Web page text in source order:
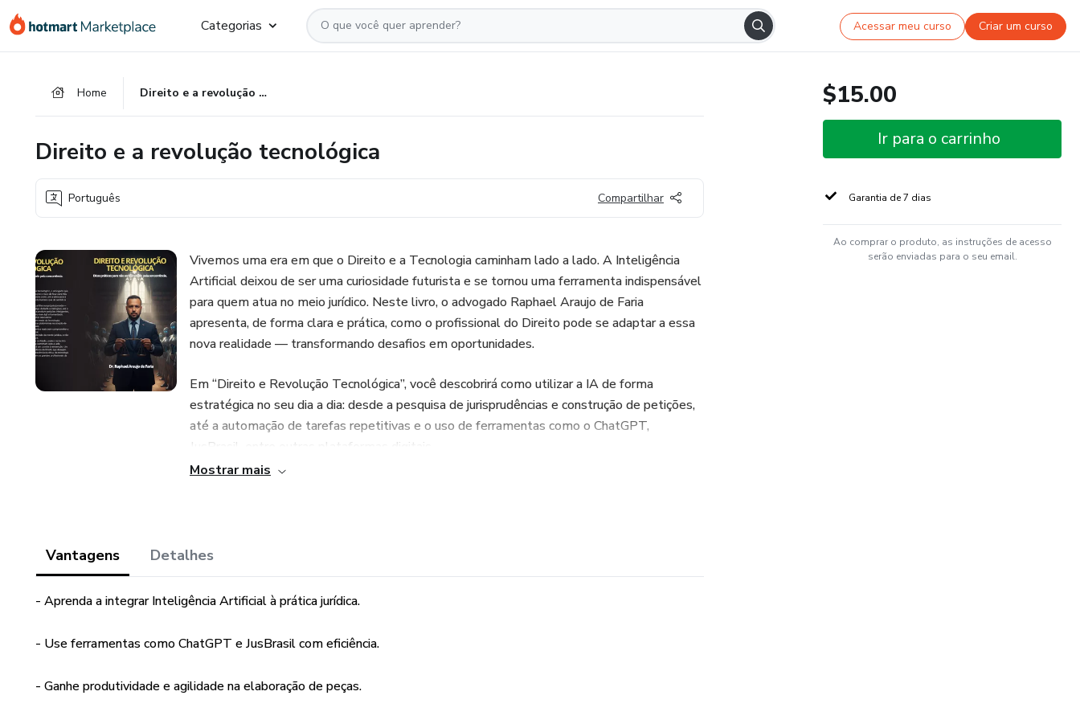
para
para
para
Categorias Acessar meu curso Criar um curso
Home Direito e a revolução tecnológica
Direito e a revolução tecnológica
Português Compartilhar
Vivemos uma era em que o Direito e a Tecnologia caminham lado a lado. A Inteligência
Artificial deixou de ser uma curiosidade futurista e se tornou uma ferramenta indispensável
para quem atua no meio jurídico. Neste livro, o advogado Raphael Araujo de Faria
apresenta, de forma clara e prática, como o profissional do Direito pode se adaptar a essa
nova realidade — transformando desafios em oportunidades.
Em “Direito e Revolução Tecnológica”, você descobrirá como utilizar a IA de forma
estratégica no seu dia a dia: desde a pesquisa de jurisprudências e construção de petições,
até a automação de tarefas repetitivas e o uso de ferramentas como o ChatGPT,
JusBrasil, entre outras plataformas digitais.
práticas, exemplos reais e reflexões profundas sobre o futuro da advocacia, a ética no uso
para o futuro e aprender a trabalhar lado a lado com a Inteligência Artificial, este livro é
Mostrar mais
Vantagens Detalhes
- Aprenda a integrar Inteligência Artificial à prática jurídica.
- Use ferramentas como ChatGPT e JusBrasil com eficiência.
- Ganhe produtividade e agilidade na elaboração de peças.
$15.00
Ir para o carrinho
Garantia de 7 dias
Ao comprar o produto, as instruções de acesso
serão enviadas para o seu email.